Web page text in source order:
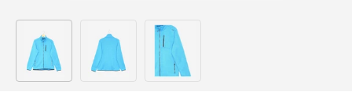
Bild 1 in Galerieansicht laden